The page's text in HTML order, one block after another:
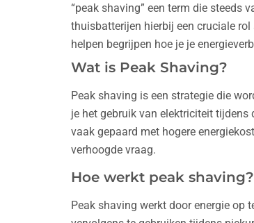
“peak shaving” een term die steeds
thuisbatterijen hierbij een cruciale
helpen begrijpen hoe je je
Wat is Peak Shaving?
Peak shaving is een strategie die
je het gebruik van elektriciteit tijdens
vaak gepaard met hogere
verhoogde vraag.
Hoe werkt peak shaving?
Peak shaving werkt door energie op